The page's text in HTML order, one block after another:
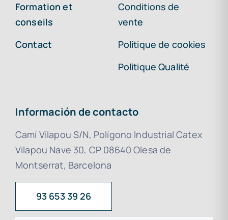
Formation et
conseils
Contact
Conditions de
vente
Politique de cookies
Politique Qualité
Información de contacto
Camí Vilapou S/N, Polígono Industrial Catex
Vilapou Nave 30, CP 08640 Olesa de
Montserrat, Barcelona
93 653 39 26